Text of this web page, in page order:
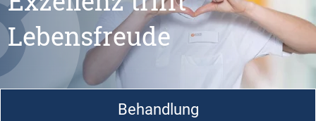
Lebensfreude
Behandlung